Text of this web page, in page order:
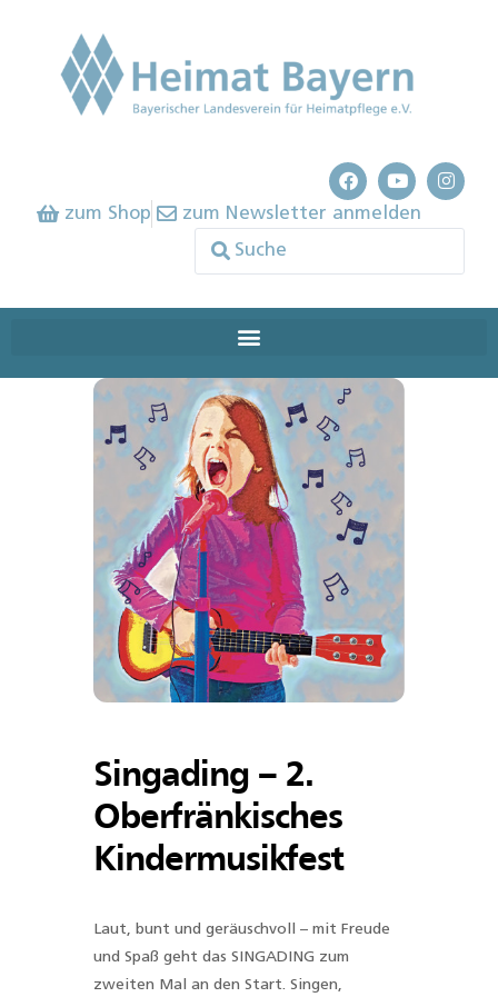
zum Shop zum Newsletter anmelden
Singading – 2.
Oberfränkisches
Kindermusikfest
Laut, bunt und geräuschvoll – mit Freude
und Spaß geht das SINGADING zum
zweiten Mal an den Start. Singen,